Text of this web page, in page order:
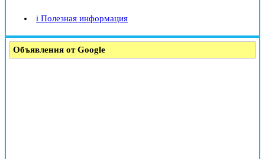
ℹ️ Полезная информация
Объявления от Google